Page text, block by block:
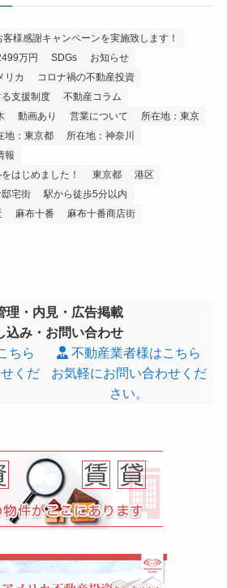
様感謝キャンペーンを実施致します！
万円 SDGs
お知らせ
リカ
コロナ禍の不動産投資
支援制度
不動産コラム
動画あり 営業について
所在地：東京
地：東京都
所在地：神奈川
報
はじめました！
東京都
港区
宅街
駅から徒歩5分以内
麻布十番 麻布十番商店街
理・内見・広告掲載
込み・お問い合わせ
ちら
くだ
不動産業者様はこちら
お気軽にお問い合わせくだ
さい。